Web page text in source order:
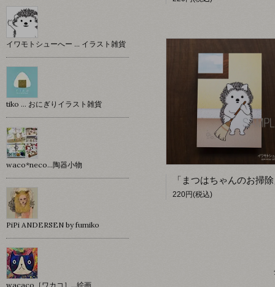
220円(税込)
イワモトシューへー … イラスト雑貨
tiko … おにぎりイラスト雑貨
waco*neco...陶器小物
PiPi ANDERSEN by fumiko
wacaco［ワカコ］…絵画